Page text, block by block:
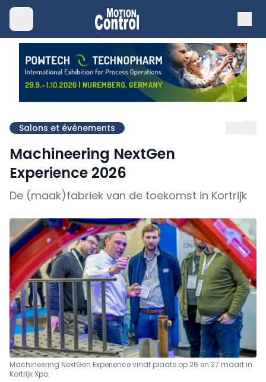
Salons et événements
Machineering NextGen
Experience 2026
De (maak)fabriek van de toekomst in Kortrijk
Machineering NextGen Experience vindt plaats op 26 en 27 maart in
Kortrijk Xpo.